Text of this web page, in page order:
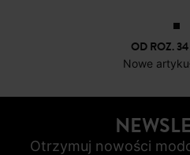
OD ROZ.
Nowe
Otrzymuj nowości